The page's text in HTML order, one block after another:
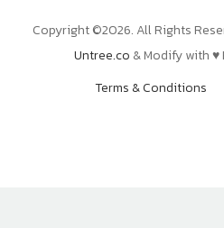
Copyright ©2026. All Rights
Untree.co & Modify with ♥
Terms & Conditions